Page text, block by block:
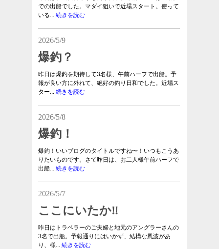
での出船でした。マダイ狙いで近場スタート。使って
いる... 続きを読む
2026/5/9
爆釣？
昨日は爆釣を期待して3名様、午前ハーフで出船。予
報が良い方に外れて、絶好の釣り日和でした。近場ス
ター... 続きを読む
2026/5/8
爆釣！
爆釣！いいブログのタイトルですね〜！いつもこうあ
りたいものです。さて昨日は、お二人様午前ハーフで
出船... 続きを読む
2026/5/7
ここにいたか‼︎
昨日はトラベラーのご夫婦と地元のアングラーさんの
3名で出船。予報通りにはいかず、結構な風波があ
り、様... 続きを読む